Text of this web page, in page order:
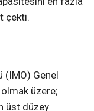
çekti.
(IMO) Genel
üzere;
üst düzey